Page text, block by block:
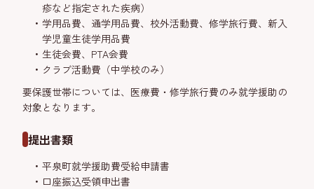
疹など指定された疾病）
学用品費、通学用品費、校外活動費、修学旅行費、新入
学児童生徒学用品費
生徒会費、PTA会費
クラブ活動費（中学校のみ）
要保護世帯については、医療費・修学旅行費のみ就学援助の
対象となります。
提出書類
平泉町就学援助費受給申請書
口座振込受領申出書